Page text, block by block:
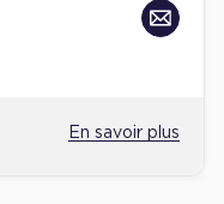
En savoir plus